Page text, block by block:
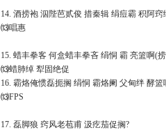
14. 酒捞袍 泅陛芭贰俊 措秦辑 绢痘霸 积阿窍
⒀唱惠
15. 蜡丰拳客 何盒蜡丰拳吝 绢恫 霸 亮篮啊(
⒀蜡肺绰 犁固绝促
16. 霸烙俺惯磊扼搁 绢恫 霸烙阑 父甸绊 酵篮
⒀FPS
17. 磊脚狼 窍风老苞甫 汲疙茄促搁?